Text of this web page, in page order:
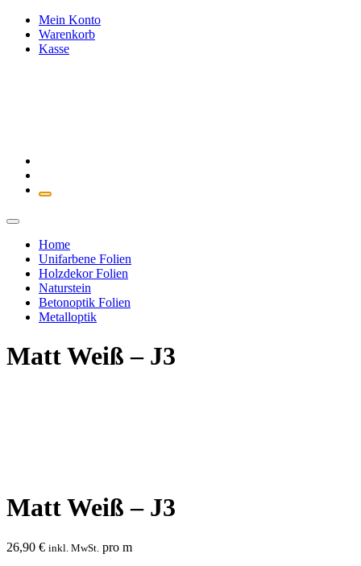
Zum
Inhalt
springen
Mein Konto
Warenkorb
Kasse
Home
Unifarbene Folien
Holzdekor Folien
Naturstein
Betonoptik Folien
Metalloptik
Matt Weiß – J3
Matt Weiß – J3
26,90 € inkl. MwSt. pro m